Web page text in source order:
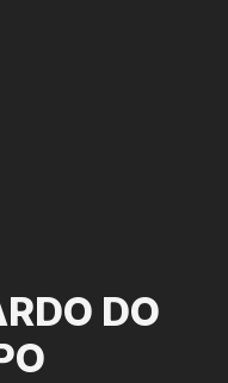
DO